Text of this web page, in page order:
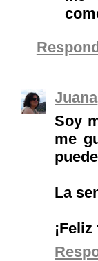
Juana
Soy
me
La